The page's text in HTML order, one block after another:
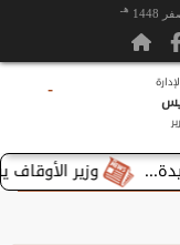
هـ
-
وزير الأوقاف يستقبل